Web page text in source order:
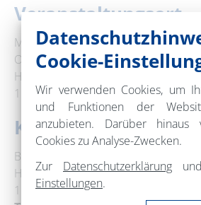
Veranstaltungsort
Museumspark des
Oderberg
Hermann-Seidel-Straße 44
16248 Oderberg
Kontakt
Binnenschifffahrts-Museum Oderberg
Hermann-Seidel-Straße 44
16248 Oderberg
Cookie-
Wir verwenden Cookies, um
und Funktionen der
anzubieten. Darüber hinaus
Cookies zu Analyse-Zwecken.
Zur Datenschutzerklärung
Einstellungen.